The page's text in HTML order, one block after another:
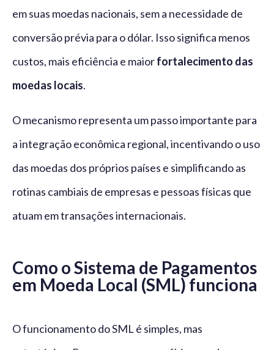
em suas moedas nacionais, sem a necessidade de
conversão prévia para o dólar. Isso significa menos
custos, mais eficiência e maiorfortalecimento das
moedas locais.
O mecanismo representa um passo importante para
a integração econômica regional, incentivando o uso
das moedas dos próprios países e simplificando as
rotinas cambiais de empresas e pessoas físicas que
atuam em transações internacionais.
Como o Sistema de Pagamentos
em Moeda Local (SML) funciona
O funcionamento do SML é simples, mas